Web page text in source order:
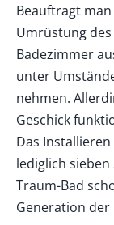
Beauftragt
Umrüstung des
Badezimmer
unter
nehmen.
Geschick
Das
lediglich
Traum-Bad
Generation